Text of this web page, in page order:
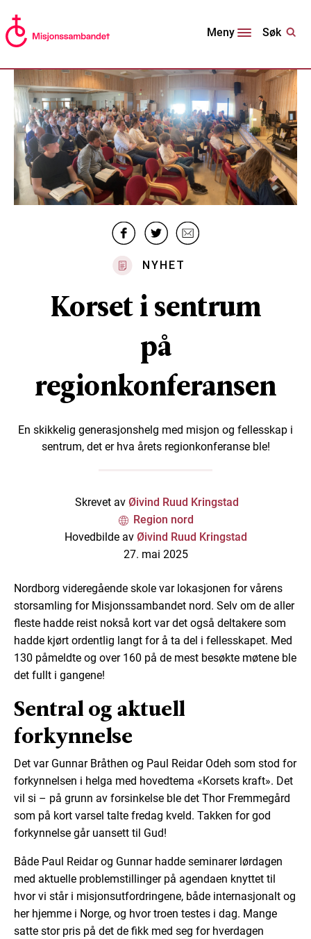
Meny Søk
NYHET
Korset i sentrum
på
regionkonferansen
En skikkelig generasjonshelg med misjon og fellesskap i
sentrum, det er hva årets regionkonferanse ble!
Skrevet av Øivind Ruud Kringstad
Region nord
Hovedbilde av Øivind Ruud Kringstad
27. mai 2025
Nordborg videregående skole var lokasjonen for vårens
storsamling for Misjonssambandet nord. Selv om de aller
fleste hadde reist nokså kort var det også deltakere som
hadde kjørt ordentlig langt for å ta del i fellesskapet. Med
130 påmeldte og over 160 på de mest besøkte møtene ble
det fullt i gangene!
Sentral og aktuell
forkynnelse
Det var Gunnar Bråthen og Paul Reidar Odeh som stod for
forkynnelsen i helga med hovedtema «Korsets kraft». Det
vil si – på grunn av forsinkelse ble det Thor Fremmegård
som på kort varsel talte fredag kveld. Takken for god
forkynnelse går uansett til Gud!
Både Paul Reidar og Gunnar hadde seminarer lørdagen
med aktuelle problemstillinger på agendaen knyttet til
hvor vi står i misjonsutfordringene, både internasjonalt og
her hjemme i Norge, og hvor troen testes i dag. Mange
satte stor pris på det de fikk med seg for hverdagen